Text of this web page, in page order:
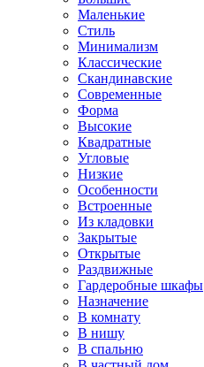
Маленькие
Стиль
Минимализм
Классические
Скандинавские
Современные
Форма
Высокие
Квадратные
Угловые
Низкие
Особенности
Встроенные
Из кладовки
Закрытые
Открытые
Раздвижные
Гардеробные шкафы
Назначение
В комнату
В нишу
В спальню